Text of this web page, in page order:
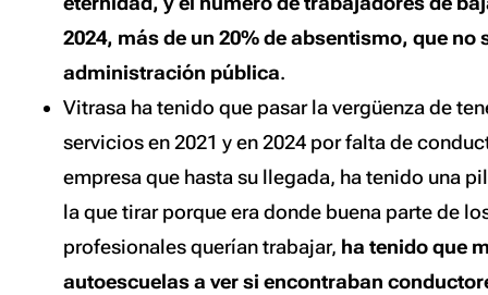
2024, más de un 20% de absentismo, que no
administración pública.
Vitrasa ha tenido que pasar la vergüenza de
servicios en 2021 y en 2024 por falta de
empresa que hasta su llegada, ha tenido una
la que tirar porque era donde buena parte de
profesionales querían trabajar, ha tenido que
autoescuelas a ver si encontraban